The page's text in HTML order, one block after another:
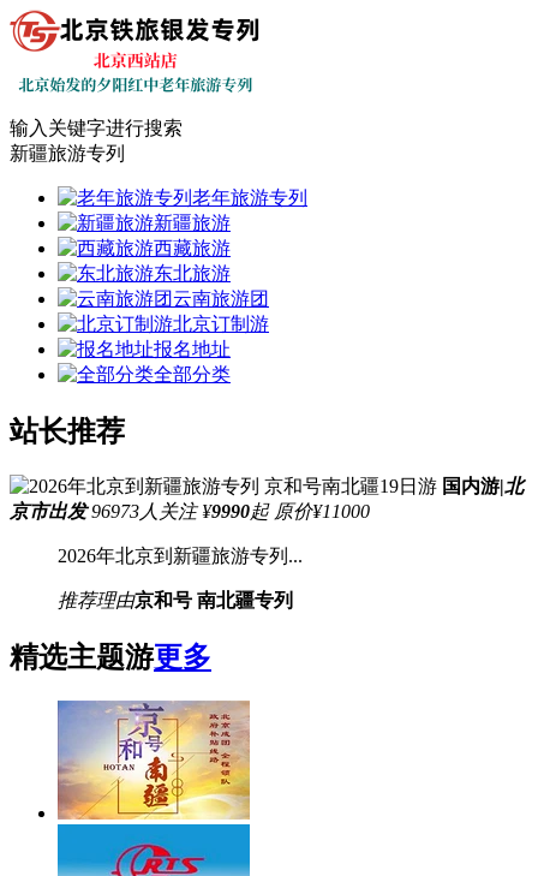
输入关键字进行搜索
新疆旅游专列
老年旅游专列
新疆旅游
西藏旅游
东北旅游
云南旅游团
北京订制游
报名地址
全部分类
站长推荐
国内游|北
京市出发 96973人关注 ¥9990起 原价¥11000
2026年北京到新疆旅游专列...
推荐理由京和号 南北疆专列
精选主题游更多